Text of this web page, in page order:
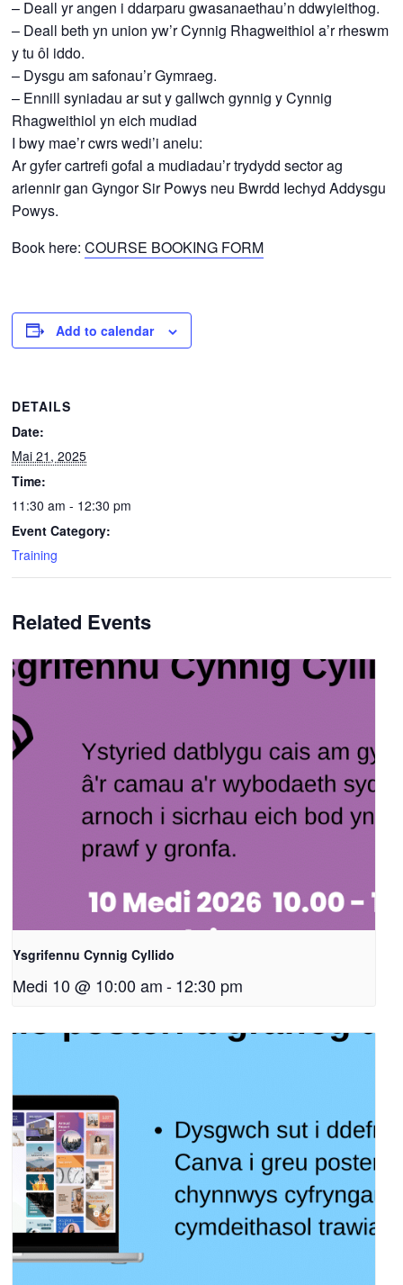
– Deall yr angen i ddarparu gwasanaethau’n ddwyieithog.
– Deall beth yn union yw’r Cynnig Rhagweithiol a’r rheswm
y tu ôl iddo.
– Dysgu am safonau’r Gymraeg.
– Ennill syniadau ar sut y gallwch gynnig y Cynnig
Rhagweithiol yn eich mudiad
I bwy mae’r cwrs wedi’i anelu:
Ar gyfer cartrefi gofal a mudiadau’r trydydd sector ag
ariennir gan Gyngor Sir Powys neu Bwrdd Iechyd Addysgu
Powys.
Book here:COURSE BOOKING FORM
Add to calendar
DETAILS
Date:
Mai 21, 2025
Time:
11:30 am - 12:30 pm
Event Category:
Training
Related Events
Ysgrifennu Cynnig Cyllido
Medi 10 @ 10:00 am -12:30 pm